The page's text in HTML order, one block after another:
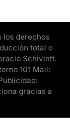
los derechos
total o
Schivintt.
101 Mail:
gracias a